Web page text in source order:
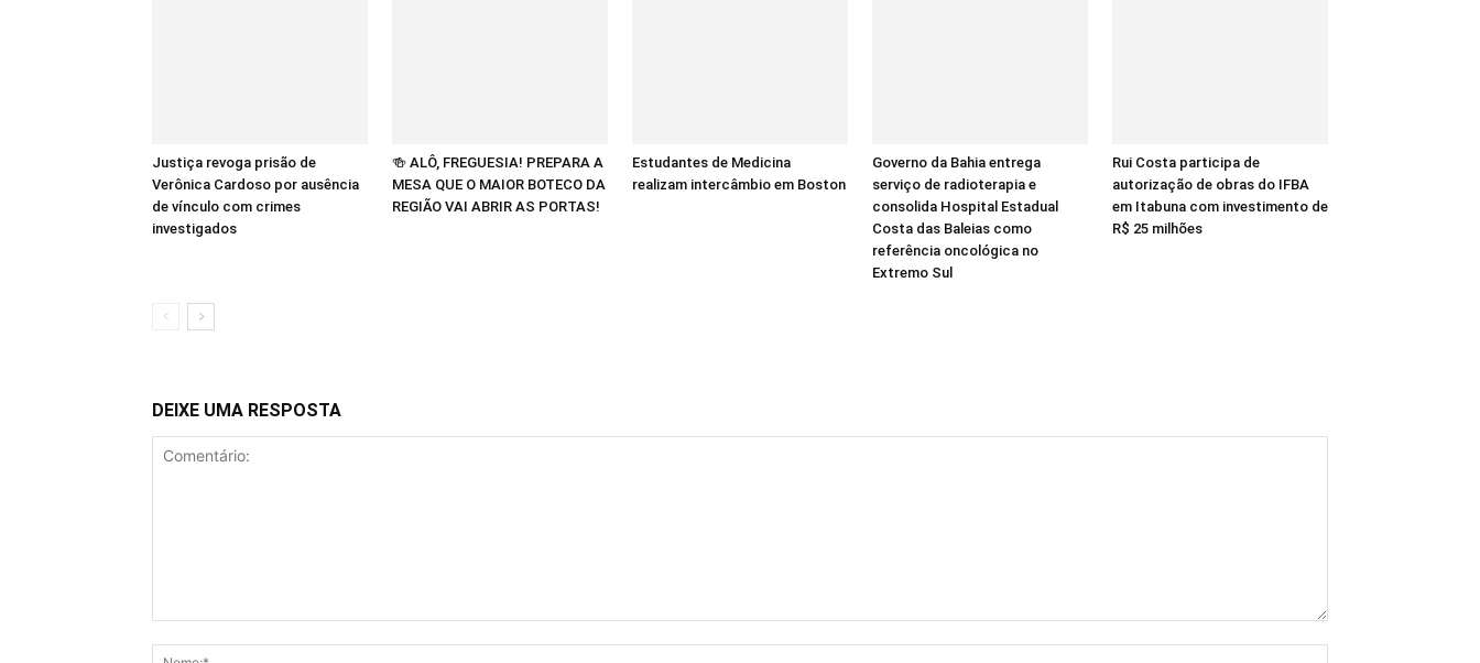
Justiça revoga prisão de
Verônica Cardoso por ausência
de vínculo com crimes
investigados
🍻 ALÔ, FREGUESIA! PREPARA A
MESA QUE O MAIOR BOTECO DA
REGIÃO VAI ABRIR AS PORTAS!
Estudantes de Medicina
realizam intercâmbio em Boston
Governo da Bahia entrega
serviço de radioterapia e
consolida Hospital Estadual
Costa das Baleias como
referência oncológica no
Extremo Sul
Rui Costa participa de
autorização de obras do IFBA
em Itabuna com investimento de
R$ 25 milhões
DEIXE UMA RESPOSTA